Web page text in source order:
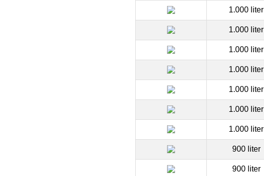
1.000 liter
1.000 liter
1.000 liter
1.000 liter
1.000 liter
1.000 liter
1.000 liter
900 liter
900 liter